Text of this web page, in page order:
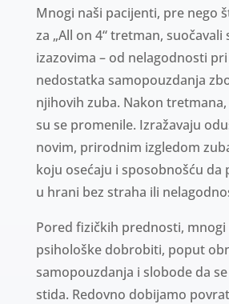
Mnogi naši pacijenti, pre nego
za „All on 4“ tretman,
izazovima – od nelagodnosti
nedostatka samopouzdanja
njihovih zuba. Nakon
su se promenile. Izražavaju
novim, prirodnim izgledom
koju osećaju i sposobnošću da
u hrani bez straha ili
Pored fizičkih prednosti, mnogi
psihološke dobrobiti, poput
samopouzdanja i slobode da
stida. Redovno dobijamo